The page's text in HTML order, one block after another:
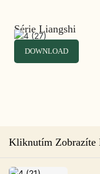
Série Liangshi
DOWNLOAD
Kliknutím Zobrazíte